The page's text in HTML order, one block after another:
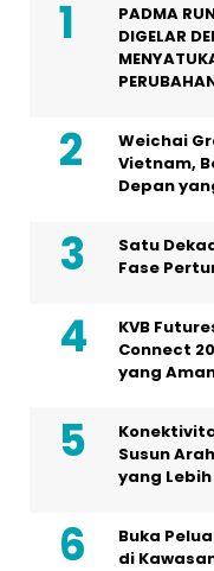
PADMA
DIGELAR
Weichai
Vietnam,
Depan
Satu
Fase
KVB
Connect
yang
Susun
yang
Buka
di